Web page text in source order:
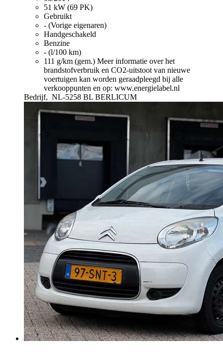
51 kW (69 PK)
Gebruikt
- (Vorige eigenaren)
Handgeschakeld
Benzine
- (l/100 km)
111 g/km (gem.) Meer informatie over het
brandstofverbruik en CO2-uitstoot van nieuwe
voertuigen kan worden geraadpleegd bij alle
verkooppunten en op: www.energielabel.nl
Bedrijf, NL-5258 BL BERLICUM